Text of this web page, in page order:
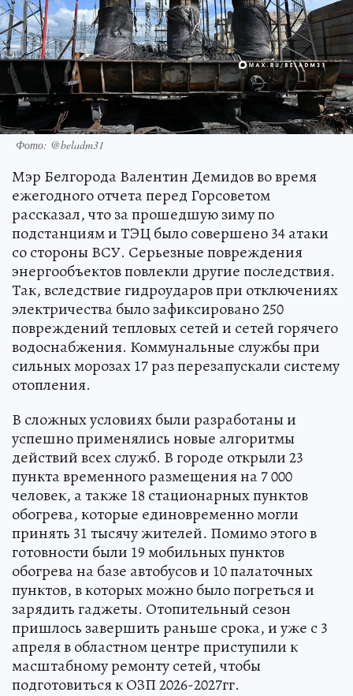
Фото: @beladm31
Мэр Белгорода Валентин Демидов во время
ежегодного отчета перед Горсоветом
рассказал, что за прошедшую зиму по
подстанциям и ТЭЦ было совершено 34 атаки
со стороны ВСУ. Серьезные повреждения
энергообъектов повлекли другие последствия.
Так, вследствие гидроударов при отключениях
электричества было зафиксировано 250
повреждений тепловых сетей и сетей горячего
водоснабжения. Коммунальные службы при
сильных морозах 17 раз перезапускали систему
отопления.
В сложных условиях были разработаны и
успешно применялись новые алгоритмы
действий всех служб. В городе открыли 23
пункта временного размещения на 7 000
человек, а также 18 стационарных пунктов
обогрева, которые единовременно могли
принять 31 тысячу жителей. Помимо этого в
готовности были 19 мобильных пунктов
обогрева на базе автобусов и 10 палаточных
пунктов, в которых можно было погреться и
зарядить гаджеты. Отопительный сезон
пришлось завершить раньше срока, и уже с 3
апреля в областном центре приступили к
масштабному ремонту сетей, чтобы
подготовиться к ОЗП 2026-2027гг.